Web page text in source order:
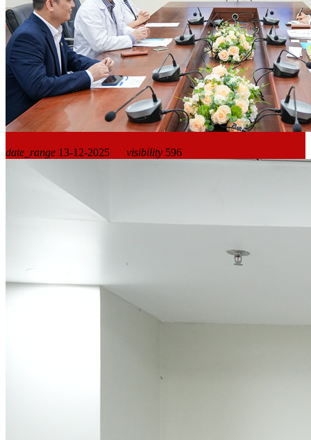
date_range 13-12-2025 visibility 596